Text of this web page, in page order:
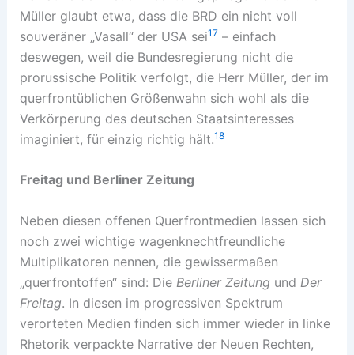
Müller glaubt etwa, dass die BRD ein nicht voll
souveräner „Vasall“ der USA sei17 – einfach
deswegen, weil die Bundesregierung nicht die
prorussische Politik verfolgt, die Herr Müller, der im
querfrontüblichen Größenwahn sich wohl als die
Verkörperung des deutschen Staatsinteresses
imaginiert, für einzig richtig hält.18
Freitag und Berliner Zeitung
Neben diesen offenen Querfrontmedien lassen sich
noch zwei wichtige wagenknechtfreundliche
Multiplikatoren nennen, die gewissermaßen
„querfrontoffen“ sind: Die Berliner Zeitung und Der
Freitag. In diesen im progressiven Spektrum
verorteten Medien finden sich immer wieder in linke
Rhetorik verpackte Narrative der Neuen Rechten,